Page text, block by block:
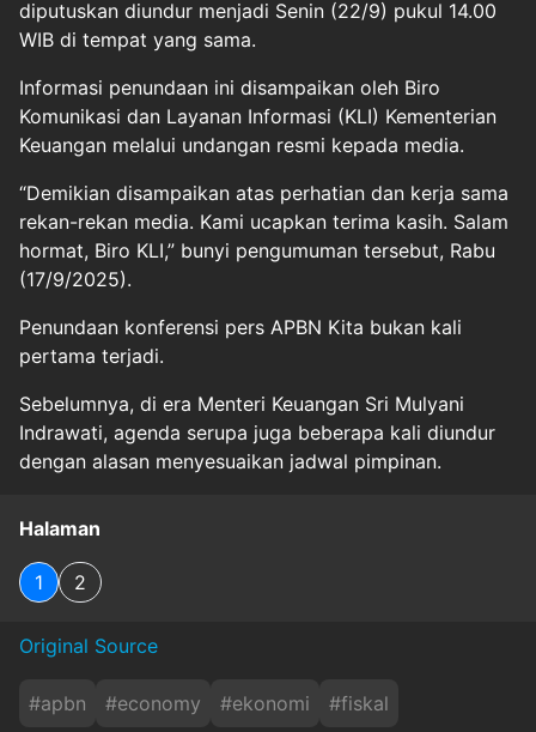
diputuskan diundur menjadi Senin (22/9) pukul 14.00
WIB di tempat yang sama.
Informasi penundaan ini disampaikan oleh Biro
Komunikasi dan Layanan Informasi (KLI) Kementerian
Keuangan melalui undangan resmi kepada media.
“Demikian disampaikan atas perhatian dan kerja sama
rekan-rekan media. Kami ucapkan terima kasih. Salam
hormat, Biro KLI,” bunyi pengumuman tersebut, Rabu
(17/9/2025).
Penundaan konferensi pers APBN Kita bukan kali
pertama terjadi.
Sebelumnya, di era Menteri Keuangan Sri Mulyani
Indrawati, agenda serupa juga beberapa kali diundur
dengan alasan menyesuaikan jadwal pimpinan.
Halaman
1 2
Original Source
#apbn #economy #ekonomi #fiskal